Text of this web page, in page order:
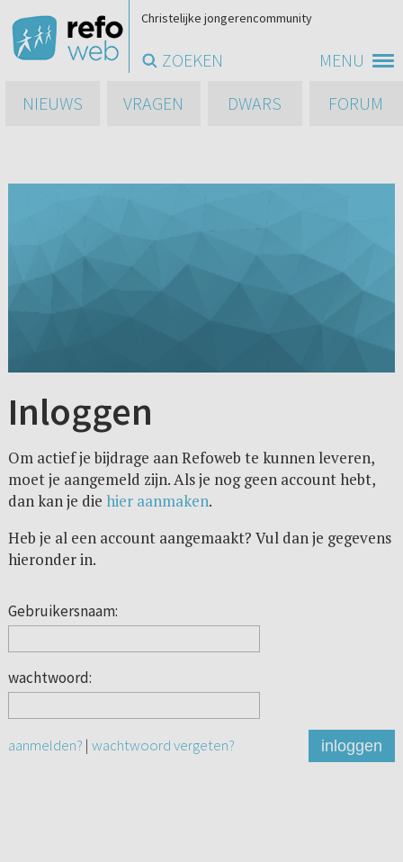
MENU
Christelijke jongerencommunity
ZOEKEN
NIEUWS
VRAGEN DWARS FORUM
Inloggen
Om actief je bijdrage aan Refoweb te kunnen leveren,
moet je aangemeld zijn. Als je nog geen account hebt,
dan kan je die hier aanmaken.
Heb je al een account aangemaakt? Vul dan je gegevens
hieronder in.
Gebruikersnaam:
wachtwoord:
aanmelden? | wachtwoord vergeten? inloggen